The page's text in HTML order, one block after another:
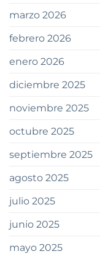
marzo 2026
febrero 2026
enero 2026
diciembre 2025
noviembre 2025
octubre 2025
septiembre 2025
agosto 2025
julio 2025
junio 2025
mayo 2025